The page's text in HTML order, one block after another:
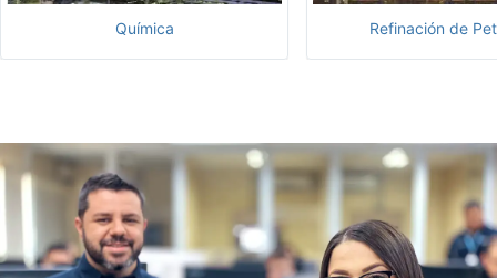
Química Refinación de